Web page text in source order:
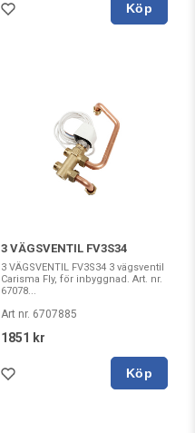
Köp
3 VÄGSVENTIL FV3S34
3 VÄGSVENTIL FV3S34 3 vägsventil
Carisma Fly, för inbyggnad. Art. nr.
67078...
Art nr. 6707885
1851 kr
Köp